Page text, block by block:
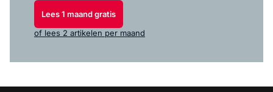
Lees 1 maand gratis
of lees 2 artikelen per maand